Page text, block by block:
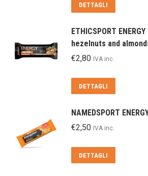
DETTAGLI
ETHICSPORT
hezelnuts and
€2,80 IVA inc.
DETTAGLI
NAMEDSPORT
€2,50 IVA inc.
DETTAGLI